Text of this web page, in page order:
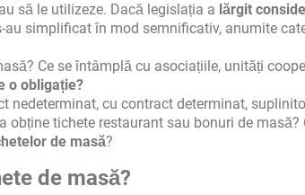
să le utilizeze. Dacă legislația a lărgit
simplificat în mod semnificativ, anumite
Ce se întâmplă cu asociațiile, unități
o obligație?
nedeterminat, cu contract determinat,
obține tichete restaurant sau bonuri de masă?
de masă?
de masă?